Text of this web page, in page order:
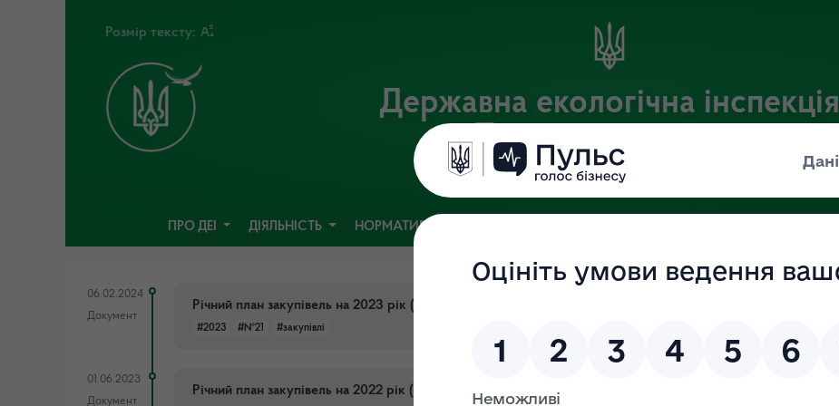
Розмір тексту:
Державна екологічна інспекція
Поліського округу
Офіційний веб-портал
ПРО ДЕІ ДІЯЛЬНІСТЬ НОРМАТИВНА БАЗА
06.02.2024
Документ
Річний план закупівель на 2023 рік ( затверджений в.о.уповноваженної особи 14.07.2023р. №21)
#2023 #№21 #закупівлі
01.06.2023
Документ
Річний план закупівель на 2022 рік ( затверджений головою тендерного комітету 08.12.2022р. №21)